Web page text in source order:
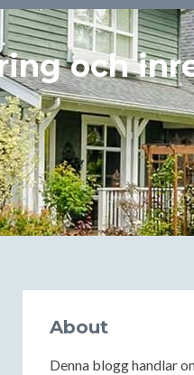
och
About
Denna blogg handlar